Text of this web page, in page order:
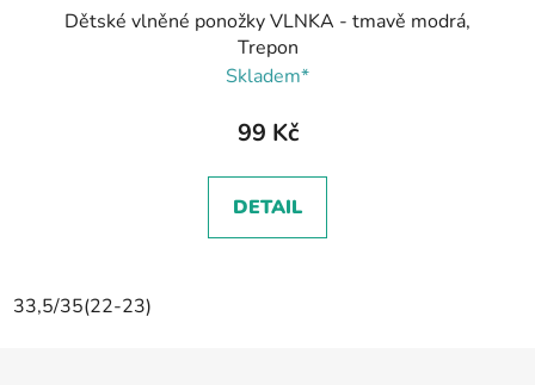
Dětské vlněné ponožky VLNKA - tmavě modrá,
Trepon
Skladem*
99 Kč
DETAIL
33,5/35(22-23)